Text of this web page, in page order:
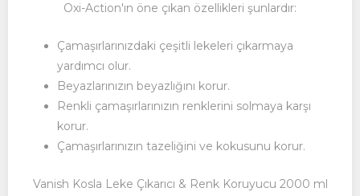
Oxi-Action'ın öne çıkan özellikleri şunlardır:
Çamaşırlarınızdaki çeşitli lekeleri çıkarmaya
yardımcı olur.
Beyazlarınızın beyazlığını korur.
Renkli çamaşırlarınızın renklerini solmaya karşı
korur.
Çamaşırlarınızın tazeliğini ve kokusunu korur.
Vanish Kosla Leke Çıkarıcı & Renk Koruyucu 2000 ml